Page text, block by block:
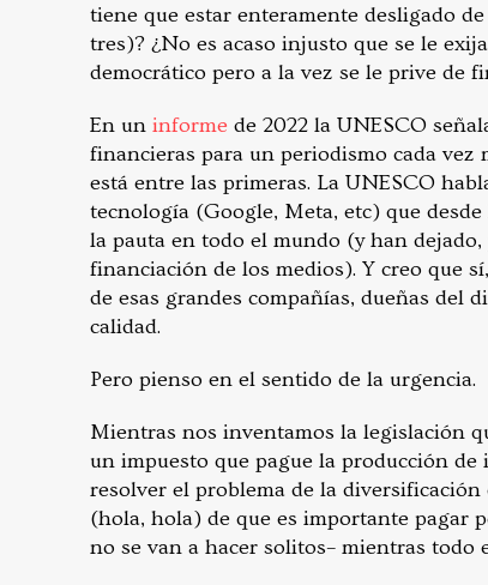
tiene que estar enteramente desligado
tres)? ¿No es acaso injusto que se le
democrático pero a la vez se le prive de
En un informe de 2022 la UNESCO
financieras para un periodismo cada
está entre las primeras. La UNESCO
tecnología (Google, Meta, etc) que
la pauta en todo el mundo (y han
financiación de los medios). Y creo que
de esas grandes compañías, dueñas del
calidad.
Pero pienso en el sentido de la urgencia.
Mientras nos inventamos la legislación
un impuesto que pague la producción
resolver el problema de la
(hola, hola) de que es importante pagar
no se van a hacer solitos– mientras todo